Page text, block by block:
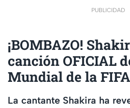
PUBLICIDAD
¡BOMBAZO!
canción OFICIAL
Mundial de la
La cantante Shakira ha